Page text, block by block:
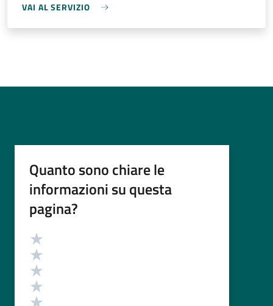
VAI AL SERVIZIO
Quanto sono chiare le
informazioni su questa
pagina?
Valutazione